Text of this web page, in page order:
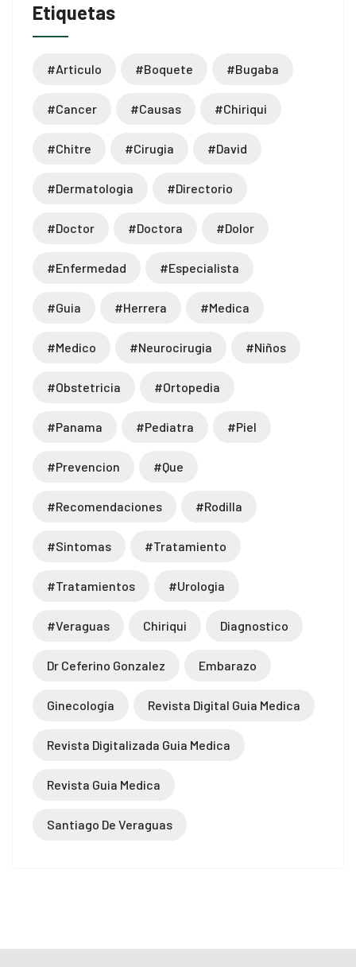
Etiquetas
#articulo #boquete #bugaba
#cancer #causas #chiriqui
#chitre #cirugia #david
#dermatologia #directorio
#doctor #doctora #dolor
#enfermedad #especialista
#guia #herrera #medica
#medico #neurocirugia #niños
#obstetricia #ortopedia
#panama #pediatra #piel
#prevencion #que
#recomendaciones #rodilla
#sintomas #tratamiento
#tratamientos #urologia
#veraguas Chiriqui Diagnostico
Dr Ceferino Gonzalez Embarazo
Ginecología Revista Digital Guia Medica
Revista Digitalizada Guia Medica
Revista Guia Medica
Santiago De Veraguas